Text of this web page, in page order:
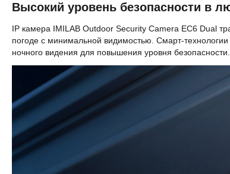
Высокий уровень безопасности в
IP камера IMILAB Outdoor Security Camera EC6 Dual
погоде с минимальной видимостью. Смарт-
ночного видения для повышения уровня